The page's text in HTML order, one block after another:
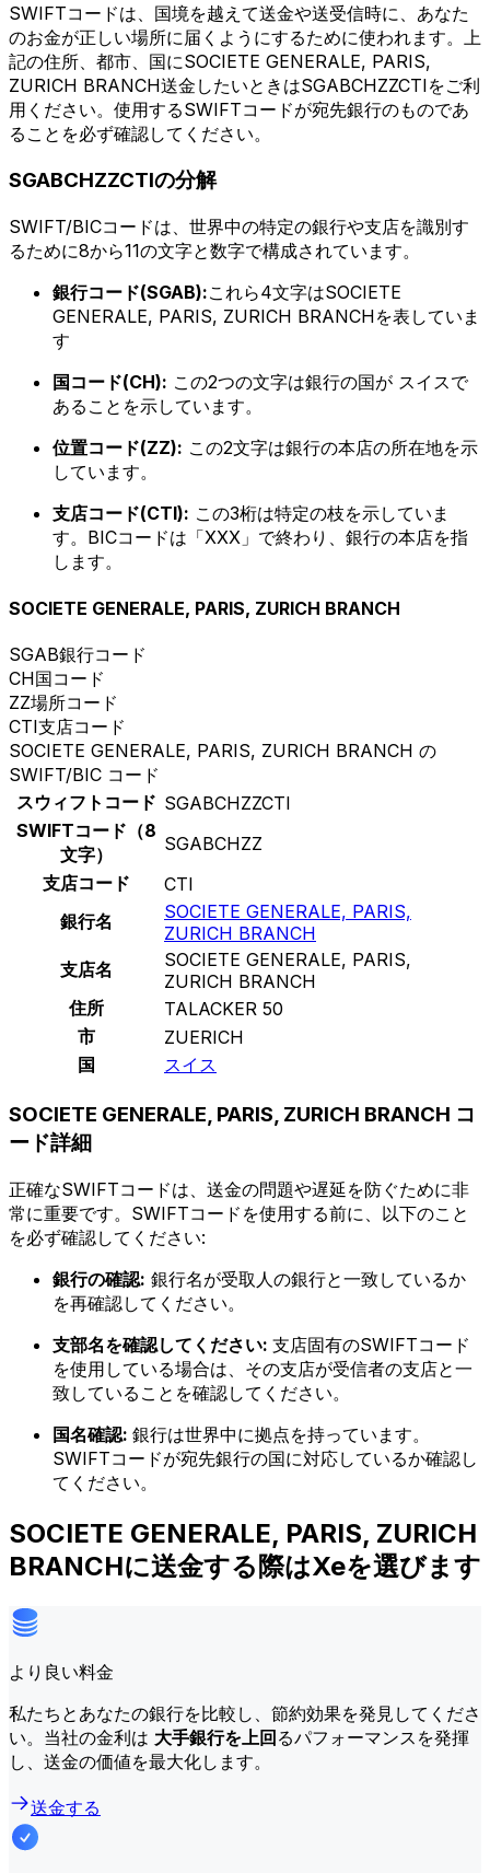
SWIFTコードは、国境を越えて送金や送受信時に、あなた
のお金が正しい場所に届くようにするために使われます。上
記の住所、都市、国にSOCIETE GENERALE, PARIS,
ZURICH BRANCH送金したいときはSGABCHZZCTIをご利
用ください。使用するSWIFTコードが宛先銀行のものであ
ることを必ず確認してください。
SGABCHZZCTIの分解
SWIFT/BICコードは、世界中の特定の銀行や支店を識別す
るために8から11の文字と数字で構成されています。
銀行コード(SGAB):これら4文字はSOCIETE
GENERALE, PARIS, ZURICH BRANCHを表していま
す
国コード(CH): この2つの文字は銀行の国が スイスで
あることを示しています。
位置コード(ZZ): この2文字は銀行の本店の所在地を示
しています。
支店コード(CTI): この3桁は特定の枝を示していま
す。BICコードは「XXX」で終わり、銀行の本店を指
します。
SOCIETE GENERALE, PARIS, ZURICH BRANCH
SGAB銀行コード
CH国コード
ZZ場所コード
CTI支店コード
SOCIETE GENERALE, PARIS, ZURICH BRANCH の
SWIFT/BIC コード
スウィフトコード SGABCHZZCTI
SWIFTコード（8
文字）
SGABCHZZ
支店コード
CTI
銀行名
SOCIETE GENERALE, PARIS,
ZURICH BRANCH
支店名
SOCIETE GENERALE, PARIS,
ZURICH BRANCH
住所
TALACKER 50
市
ZUERICH
国
スイス
SOCIETE GENERALE, PARIS, ZURICH BRANCH コ
ード詳細
正確なSWIFTコードは、送金の問題や遅延を防ぐために非
常に重要です。SWIFTコードを使用する前に、以下のこと
を必ず確認してください:
銀行の確認: 銀行名が受取人の銀行と一致しているか
を再確認してください。
支部名を確認してください: 支店固有のSWIFTコード
を使用している場合は、その支店が受信者の支店と一
致していることを確認してください。
国名確認: 銀行は世界中に拠点を持っています。
SWIFTコードが宛先銀行の国に対応しているか確認し
てください。
SOCIETE GENERALE, PARIS, ZURICH
BRANCHに送金する際はXeを選びます
より良い料金
私たちとあなたの銀行を比較し、節約効果を発見してくださ
い。当社の金利は 大手銀行を上回るパフォーマンスを発揮
し、送金の価値を最大化します。
送金する